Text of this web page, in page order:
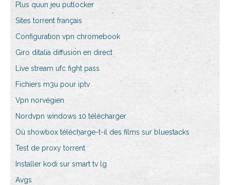
Plus quun jeu putlocker
Sites torrent français
Configuration vpn chromebook
Giro ditalia diffusion en direct
Live stream ufc fight pass
Fichiers m3u pour iptv
Vpn norvégien
Nordvpn windows 10 télécharger
Où showbox télécharge-t-il des films sur bluestacks
Test de proxy torrent
Installer kodi sur smart tv lg
Avgs